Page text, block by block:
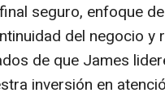
seguro, enfoque
del negocio y
de que James
inversión en